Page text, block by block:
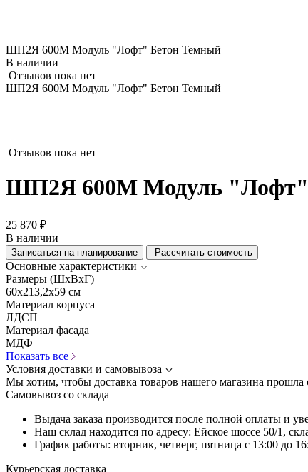
ШП2Я 600М Модуль "Лофт" Бетон Темный
В наличии
Отзывов пока нет
ШП2Я 600М Модуль "Лофт" Бетон Темный
Отзывов пока нет
ШП2Я 600М Модуль "Лофт"
25 870 ₽
В наличии
Записаться на планирование Рассчитать стоимость
Основные характеристики
Размеры (ШхВхГ)
60x213,2x59 см
Материал корпуса
ЛДСП
Материал фасада
МДФ
Показать все
Условия доставки и самовывоза
Мы хотим, чтобы доставка товаров нашего магазина
Самовывоз со склада
Выдача заказа производится после полной оплаты и
Наш склад находится по адресу: Ейское шоссе 50/1,
График работы: вторник, четверг, пятница с 13:00 до
Курьерская доставка